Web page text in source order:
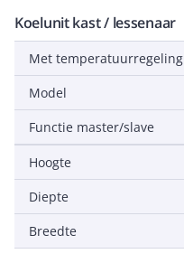
Koelunit kast / lessenaar
Met temperatuurregeling
Model
Functie master/slave
Hoogte
Diepte
Breedte